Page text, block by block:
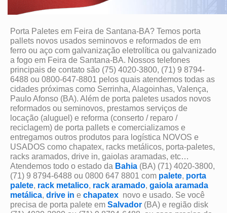
Porta Paletes em Feira de Santana-BA? Temos porta
pallets novos usados seminovos e reformados de em
ferro ou aço com galvanização eletrolítica ou galvanizado
a fogo em Feira de Santana-BA. Nossos telefones
principais de contato são (75) 4020-3800, (71) 9 8794-
6488 ou 0800-647-8801 pelos quais atendemos todas as
cidades próximas como Serrinha, Alagoinhas, Valença,
Paulo Afonso (BA). Além de porta paletes usados novos
reformados ou seminovos, prestamos serviços de
locação (aluguel) e reforma (conserto / reparo /
reciclagem) de porta pallets e comercializamos e
entregamos outros produtos para logística NOVOS e
USADOS como chapatex, racks metálicos, porta-paletes,
racks aramados, drive in, gaiolas aramadas, etc…
Atendemos todo o estado da Bahia (BA) (71) 4020-3800,
(71) 9 8794-6488 ou 0800 647 8801 com palete, porta
palete, rack metalico, rack aramado, gaiola aramada
metálica, drive in e chapatex novo e usado. Se você
precisa de porta palete em Salvador (BA) e região disk